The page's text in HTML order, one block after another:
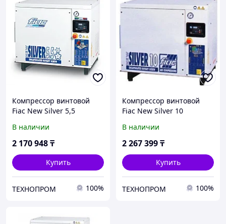
Компрессор винтовой
Fiac New Silver 5,5
В наличии
2 170 948₸
Купить
ТЕХНОПРОМ 100%
Компрессор винтовой
Fiac New Silver 10
В наличии
2 267 399₸
Купить
ТЕХНОПРОМ 100%